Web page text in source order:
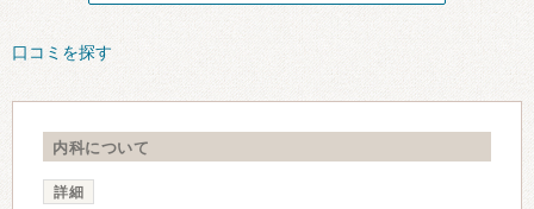
口コミを探す
内科について
詳細